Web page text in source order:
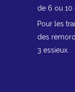
de 6 ou 10
Pour les
des
3 essieux.